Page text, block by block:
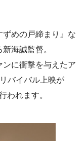
めの戸締まり』な
海誠監督。
に衝撃を与えたア
バイバル上映が
われます。